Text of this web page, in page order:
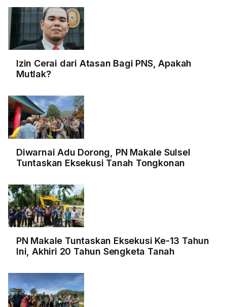
Izin Cerai dari Atasan Bagi PNS, Apakah
Mutlak?
Diwarnai Adu Dorong, PN Makale Sulsel
Tuntaskan Eksekusi Tanah Tongkonan
PN Makale Tuntaskan Eksekusi Ke-13 Tahun
Ini, Akhiri 20 Tahun Sengketa Tanah